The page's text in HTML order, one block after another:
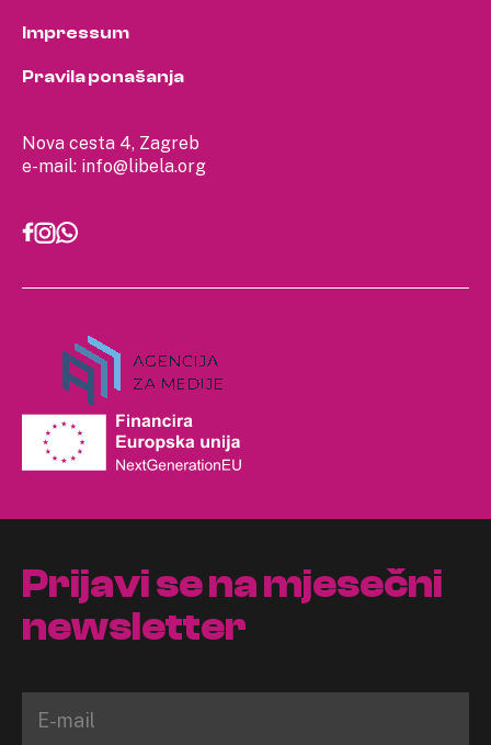
Nova cesta 4, Zagreb
e-mail: info@libela.org
Impressum
Pravila ponašanja
Prijavi se na mjesečni
newsletter